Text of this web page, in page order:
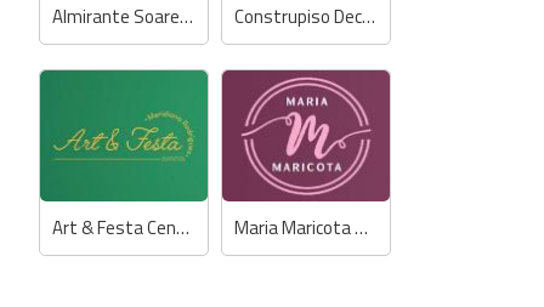
Almirante Soares Quadros, Espelhos e Molduras Construpiso Decorações
Art & Festa Centro de Eventos Maria Maricota Store - Anselmi / Biamar